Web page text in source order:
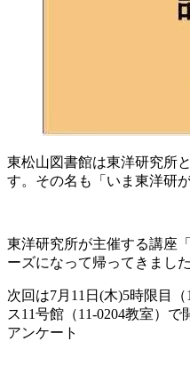
東松山図書館は東洋研究所
す。その名も「いま東洋研
東洋研究所が主催する講座
ーズになって帰ってきました
次回は7月11日(木)5時限目
ス11号館（11-0204教室）
アンケート